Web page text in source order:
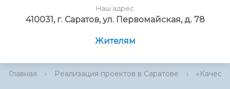
Наш адрес
410031, г. Саратов, ул. Первомайская, д. 78
Жителям
Главная › Реализация проектов в Саратове ›